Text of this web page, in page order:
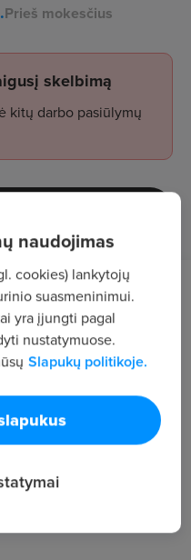
Prieš mokesčius
skelbimą
kitų darbo pasiūlymų
apdailai;
ir kokybės
naudojimas
cookies) lankytojų
suasmeninimui.
yra įjungti pagal
nustatymuose.
Slapukų politikoje.